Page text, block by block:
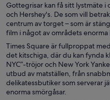
Gottegrisar kan få sitt lystmäte
och Hershey's. De som vill
centrum av torget – som är
film i något av områdets
Times Square är fullproppat
det kitschiga, där du kan fynda
NYC”-tröjor och New York
utbud av matställen, från
delikatessbutiker som serverar
enorma smörgåsar.